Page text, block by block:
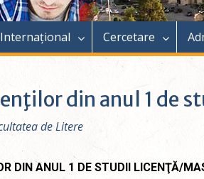
Internațional Cercetare
din anul 1 de
de Litere
DIN ANUL 1 DE STUDII LICENŢĂ/